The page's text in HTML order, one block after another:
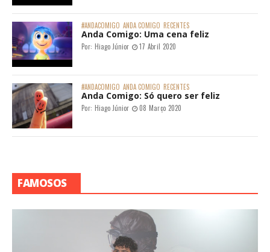
#ANDACOMIGO ANDA COMIGO RECENTES
Anda Comigo: Uma cena feliz
Por: Hiago Júnior 17 Abril 2020
#ANDACOMIGO ANDA COMIGO RECENTES
Anda Comigo: Só quero ser feliz
Por: Hiago Júnior 08 Março 2020
FAMOSOS